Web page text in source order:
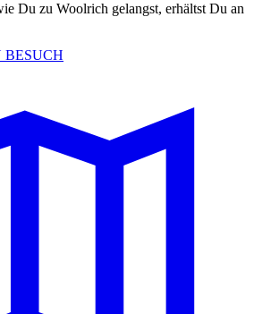
Du zu Woolrich gelangst, erhältst Du an
BESUCH